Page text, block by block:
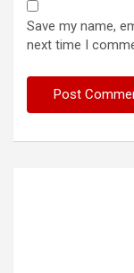
Save my name,
next time I